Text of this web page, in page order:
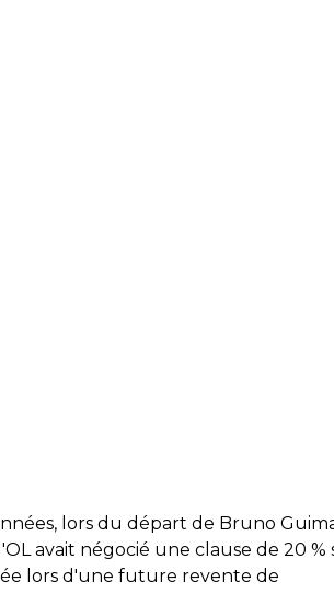
lors du départ de Bruno
avait négocié une clause de 20 %
lors d'une future revente de